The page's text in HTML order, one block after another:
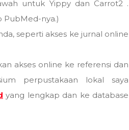
untuk Yippy dan Carrot2 .
PubMed-nya.)
seperti akses ke jurnal online
akses online ke referensi dan
perpustakaan lokal saya
yang lengkap dan ke database